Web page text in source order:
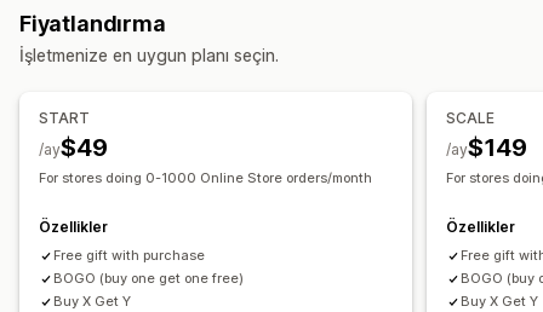
Yukarı satış indirimleri
Açılır pencereler
İndirimleri yönetme
Şablonlar
Tetikleyiciler ve kurallar
İndirim birleştirme Hedefleme Coğrafi konum
Etiketleme
Fiyatlandırma
İşletmenize en uygun planı seçin.
START
$49
/ay
For stores doing 0-1000 Online Store orders/month
Özellikler
Free gift with purchase
BOGO (buy one get one free)
Buy X Get Y
SCALE
$149
/ay
For stores
Özellikler
Free gift
BOGO (buy
Buy X Get Y